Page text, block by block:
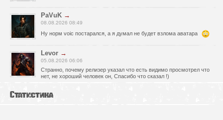
PaVuK →
08.08.2026 08:49
Ну норм voic постарался, а я думал не будет взлома аватара
Levor →
05.08.2026 06:06
Странно, почему релизер указал что есть видимо просмотрел что
нет, не хороший человек он, Спасибо что сказал !)
fr0zen142
05.08.2026 01:40
Статистика